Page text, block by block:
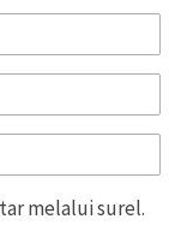
melalui surel.